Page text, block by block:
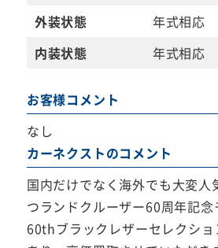
外装状態
年式相応
内装状態
年式相応
お客様コメント
なし
カーネクストのコメント
国内だけでなく海外でも大変人
つランドクルーザー60周年記
60thブラックレザーセレクショ